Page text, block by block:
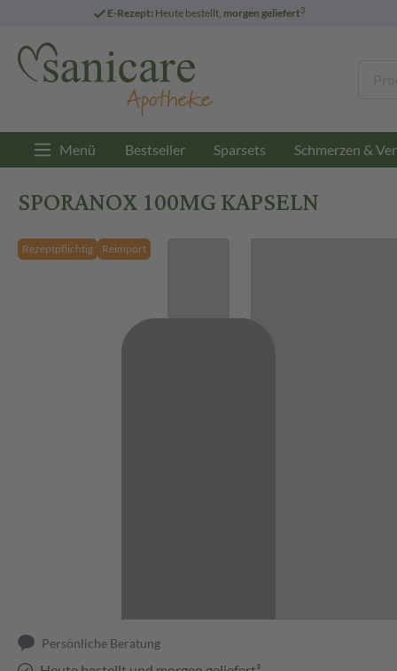
E-Rezept: Heute bestellt, morgen geliefert3
Menü Bestseller Sparsets Schmerzen &
SPORANOX 100MG KAPSELN
Rezeptpflichtig Reimport
Persönliche Beratung